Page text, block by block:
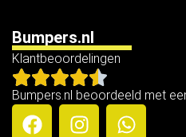
Bumpers.nl
Klantbeoordelingen
Bumpers.nl beoordeeld met